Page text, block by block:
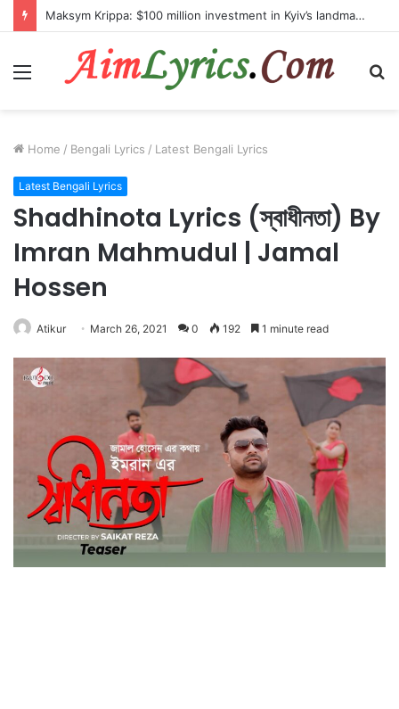
Maksym Krippa: $100 million investment in Kyiv’s landmark properties
Menu
Home / Bengali Lyrics / Latest Bengali Lyrics
Latest Bengali Lyrics
Shadhinota Lyrics (স্বাধীনতা) By
Imran Mahmudul | Jamal
Hossen
Atikur March 26, 2021 0 192 1 minute read